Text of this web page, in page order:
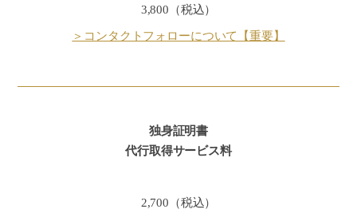
3,800（税込）
＞コンタクトフォローについて【重要】
独身証明書
代行取得サービス料
2,700（税込）